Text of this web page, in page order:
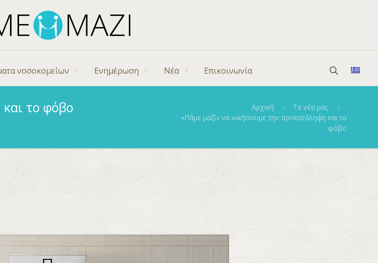
νοσοκομείων Ενημέρωση Νέα Επικοινωνία
το φόβο Αρχική
Τα νέα μας
«Πάμε μαζί» να νικήσουμε την προκατάληψη και το
φόβο